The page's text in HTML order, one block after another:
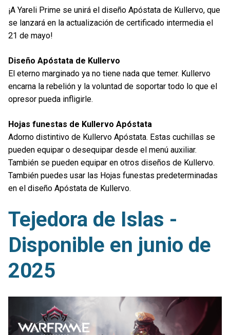
¡A Yareli Prime se unirá el diseño Apóstata de Kullervo, que
se lanzará en la actualización de certificado intermedia el
21 de mayo!
Diseño Apóstata de Kullervo
El eterno marginado ya no tiene nada que temer. Kullervo
encarna la rebelión y la voluntad de soportar todo lo que el
opresor pueda infligirle.
Hojas funestas de Kullervo Apóstata
Adorno distintivo de Kullervo Apóstata. Estas cuchillas se
pueden equipar o desequipar desde el menú auxiliar.
También se pueden equipar en otros diseños de Kullervo.
También puedes usar las Hojas funestas predeterminadas
en el diseño Apóstata de Kullervo.
Tejedora de Islas -
Disponible en junio de
2025